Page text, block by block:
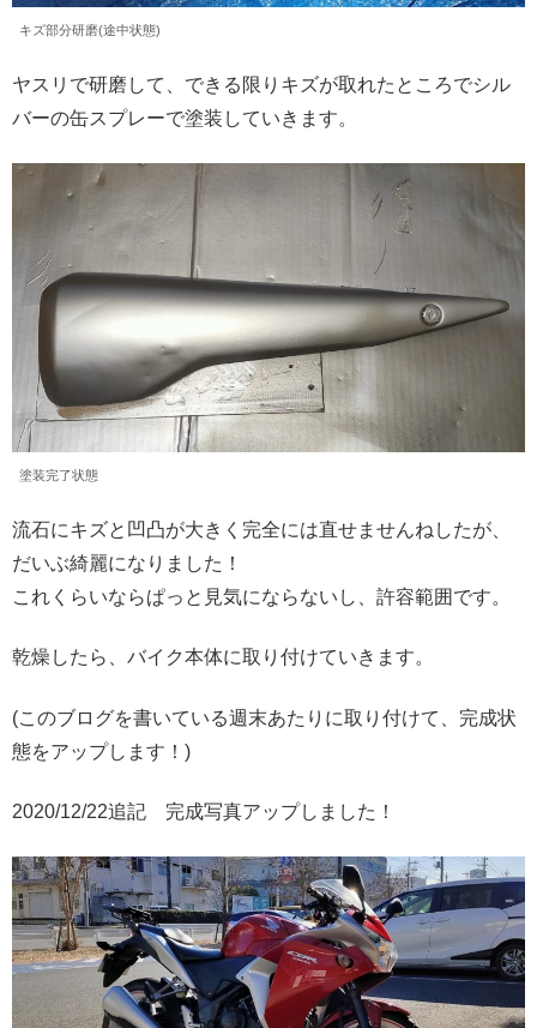
キズ部分研磨(途中状態)
ヤスリで研磨して、できる限りキズが取れたところでシル
バーの缶スプレーで塗装していきます。
塗装完了状態
流石にキズと凹凸が大きく完全には直せませんねしたが、
だいぶ綺麗になりました！
これくらいならぱっと見気にならないし、許容範囲です。
乾燥したら、バイク本体に取り付けていきます。
(このブログを書いている週末あたりに取り付けて、完成状
態をアップします！)
2020/12/22追記 完成写真アップしました！